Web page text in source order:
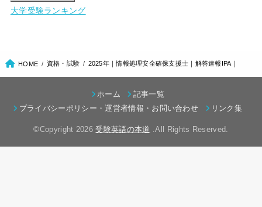
大学受験ランキング
HOME 資格・試験 2025年｜情報処理安全確保支援士｜解答速報IPA｜
ホーム
記事一覧
プライバシーポリシー・運営者情報・お問い合わせ
リンク集
©Copyright 2026受験英語の本道 .All Rights Reserved.